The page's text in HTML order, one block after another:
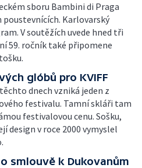
sboru Bambini di Praga
Karlovarský
V soutěžích uvede hned tři
59. ročník také připomene
glóbů pro KVIFF
dnech vzniká jeden z
festivalu. Tamní skláři tam
festivalovou cenu. Sošku,
design v roce 2000 vymyslel
smlouvě k Dukovanům